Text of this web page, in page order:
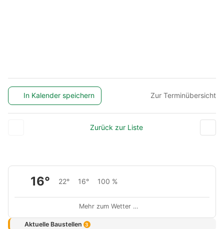
In Kalender speichern Zur Terminübersicht
Zurück zur Liste
16° 22° 16° 100 %
Mehr zum Wetter …
Aktuelle Baustellen 3